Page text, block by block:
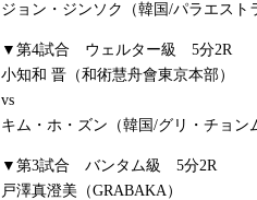
ジョン・ジンソク（韓国/パラエスト
▼第4試合 ウェルター級 5分2R
小知和 晋（和術慧舟會東京本部）
vs
キム・ホ・ズン（韓国/グリ・チョン
▼第3試合 バンタム級 5分2R
戸澤真澄美（GRABAKA）